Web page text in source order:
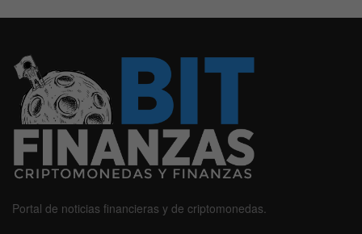
Portal de noticias financieras y de criptomonedas.